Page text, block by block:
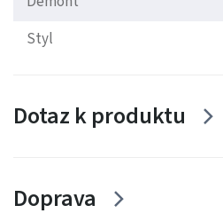
Styl
Dotaz k produktu
Doprava